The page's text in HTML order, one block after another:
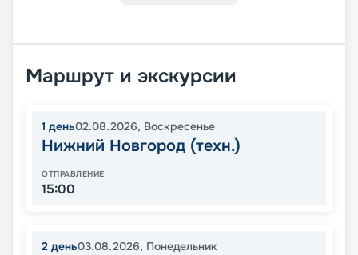
Маршрут и экскурсии
1 день02.08.2026, Воскресенье
Нижний Новгород (техн.)
ОТПРАВЛЕНИЕ
15:00
2 день03.08.2026, Понедельник